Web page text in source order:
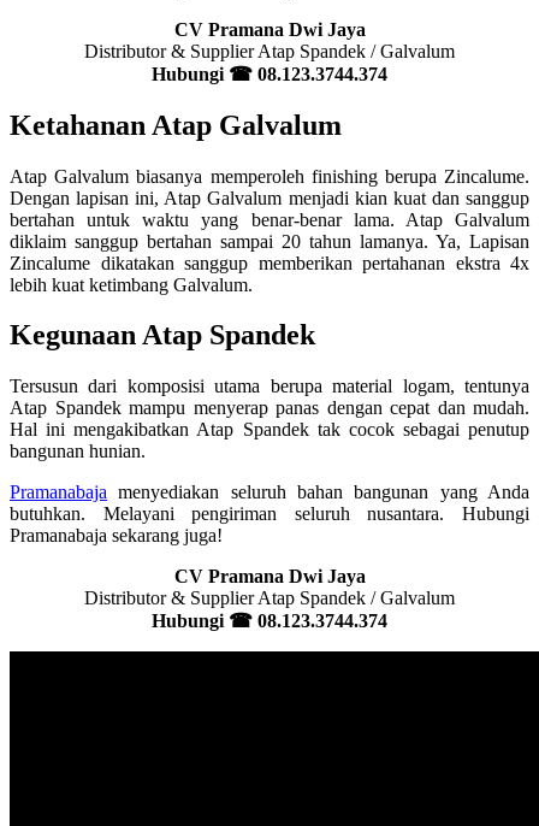
CV Pramana Dwi Jaya
Distributor & Supplier Atap Spandek / Galvalum
Hubungi ☎ 08.123.3744.374
Ketahanan Atap Galvalum
Atap Galvalum biasanya memperoleh finishing berupa Zincalume.
Dengan lapisan ini, Atap Galvalum menjadi kian kuat dan sanggup
bertahan untuk waktu yang benar-benar lama. Atap Galvalum
diklaim sanggup bertahan sampai 20 tahun lamanya. Ya, Lapisan
Zincalume dikatakan sanggup memberikan pertahanan ekstra 4x
lebih kuat ketimbang Galvalum.
Kegunaan Atap Spandek
Tersusun dari komposisi utama berupa material logam, tentunya
Atap Spandek mampu menyerap panas dengan cepat dan mudah.
Hal ini mengakibatkan Atap Spandek tak cocok sebagai penutup
bangunan hunian.
Pramanabaja menyediakan seluruh bahan bangunan yang Anda
butuhkan. Melayani pengiriman seluruh nusantara. Hubungi
Pramanabaja sekarang juga!
CV Pramana Dwi Jaya
Distributor & Supplier Atap Spandek / Galvalum
Hubungi ☎ 08.123.3744.374